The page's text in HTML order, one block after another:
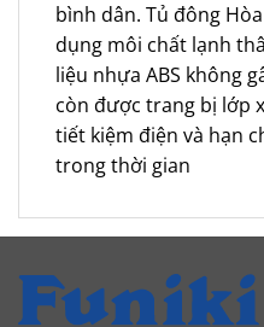
bình dân. Tủ đông
dụng môi chất lạnh
liệu nhựa ABS không
còn được trang bị lớp
tiết kiệm điện và hạn
trong thời gian